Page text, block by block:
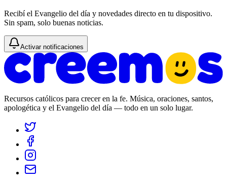
Recibí el Evangelio del día y novedades directo en tu dispositivo.
Sin spam, solo buenas noticias.
Activar notificaciones
Recursos católicos para crecer en la fe. Música, oraciones, santos,
apologética y el Evangelio del día — todo en un solo lugar.